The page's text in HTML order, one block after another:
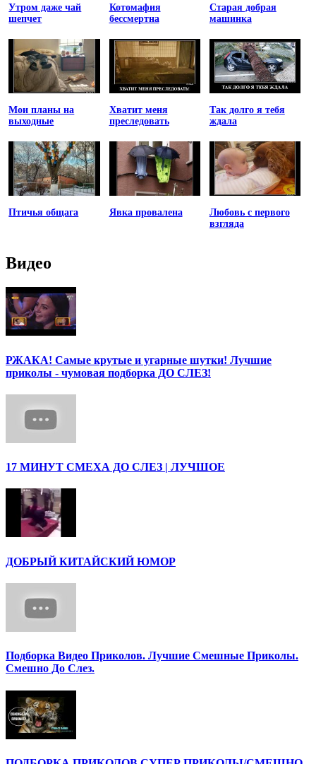
Утром даже чай
шепчет
Котомафия
бессмертна
Старая добрая
машинка
Мои планы на
выходные
Хватит меня
преследовать
Так долго я тебя
ждала
Птичья общага Явка провалена
Любовь с первого
взгляда
Видео
РЖАКА! Самые крутые и угарные шутки! Лучшие
приколы - чумовая подборка ДО СЛЕЗ!
17 МИНУТ СМЕХА ДО СЛЕЗ | ЛУЧШОЕ
ДОБРЫЙ КИТАЙСКИЙ ЮМОР
Подборка Видео Приколов. Лучшие Смешные Приколы.
Смешно До Слез.